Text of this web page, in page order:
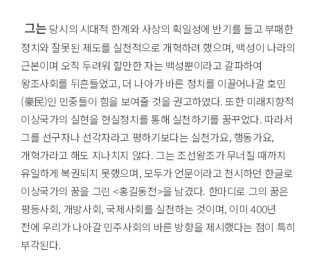
그는 당시의 시대적 한계와 사상의 획일성에 반기를 들고 부패한
정치와 잘못된 제도를 실천적으로 개혁하려 했으며, 백성이 나라의
근본이며 오직 두려워 할만한 자는 백성뿐이라고 갈파하여
왕조사회를 뒤흔들었고, 더 나아가 바른 정치를 이끌어나갈 호민
(豪民)인 민중들이 힘을 보여줄 것을 권고하였다. 또한 미래지향적
이상국가의 실현을 현실정치를 통해 실천하기를 꿈꾸었다. 따라서
그를 선구자나 선각자라고 평하기보다는 실천가요, 행동가요,
개혁가라고 해도 지나치지 않다. 그는 조선왕조가 무너질 때까지
유일하게 복권되지 못했으며, 모두가 언문이라고 천시하던 한글로
이상국가의 꿈을 그린 <홍길동전>을 남겼다. 한마디로 그의 꿈은
평등사회, 개방사회, 국제사회를 실천하는 것이며, 이미 400년
전에 우리가 나아갈 민주사회의 바른 방향을 제시했다는 점이 특히
부각된다.